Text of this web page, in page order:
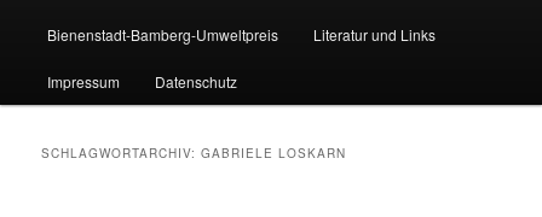
Bienenstadt-Bamberg-Umweltpreis Literatur und Links
Impressum Datenschutz
SCHLAGWORTARCHIV:GABRIELE LOSKARN